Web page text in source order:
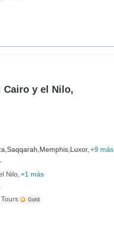
Cairo y el Nilo,
Saqqarah, Memphis, Luxor, +9 más
Nilo +1 más